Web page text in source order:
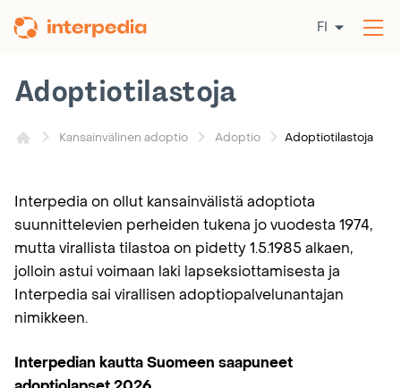
sisältöön
FI
Kansainvälinen adoptio Adoptio Adoptiotilastoja
Adoptiotilastoja
Interpedia on ollut kansainvälistä adoptiota
suunnittelevien perheiden tukena jo vuodesta 1974,
mutta virallista tilastoa on pidetty 1.5.1985 alkaen,
jolloin astui voimaan laki lapseksiottamisesta ja
Interpedia sai virallisen adoptiopalvelunantajan
nimikkeen.
Interpedian kautta Suomeen saapuneet